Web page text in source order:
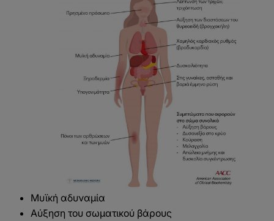
Μυϊκή αδυναμία
Αύξηση του σωματικού βάρους